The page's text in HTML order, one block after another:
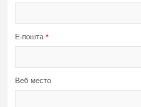
Е-пошта*
Веб место